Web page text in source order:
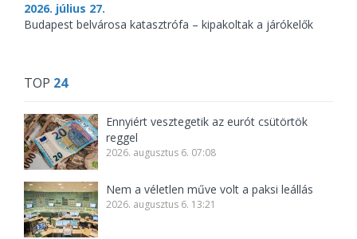
2026. július 27.
Budapest belvárosa katasztrófa – kipakoltak a járókelők
TOP 24
Ennyiért vesztegetik az eurót csütörtök
reggel
2026. augusztus 6. 07:08
Nem a véletlen műve volt a paksi leállás
2026. augusztus 6. 13:21